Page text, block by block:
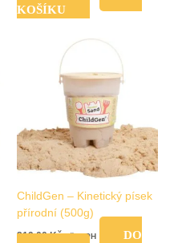
KOŠÍKU
ChildGen – Kinetický písek
přírodní (500g)
219,00Kč vč. DPH
DO